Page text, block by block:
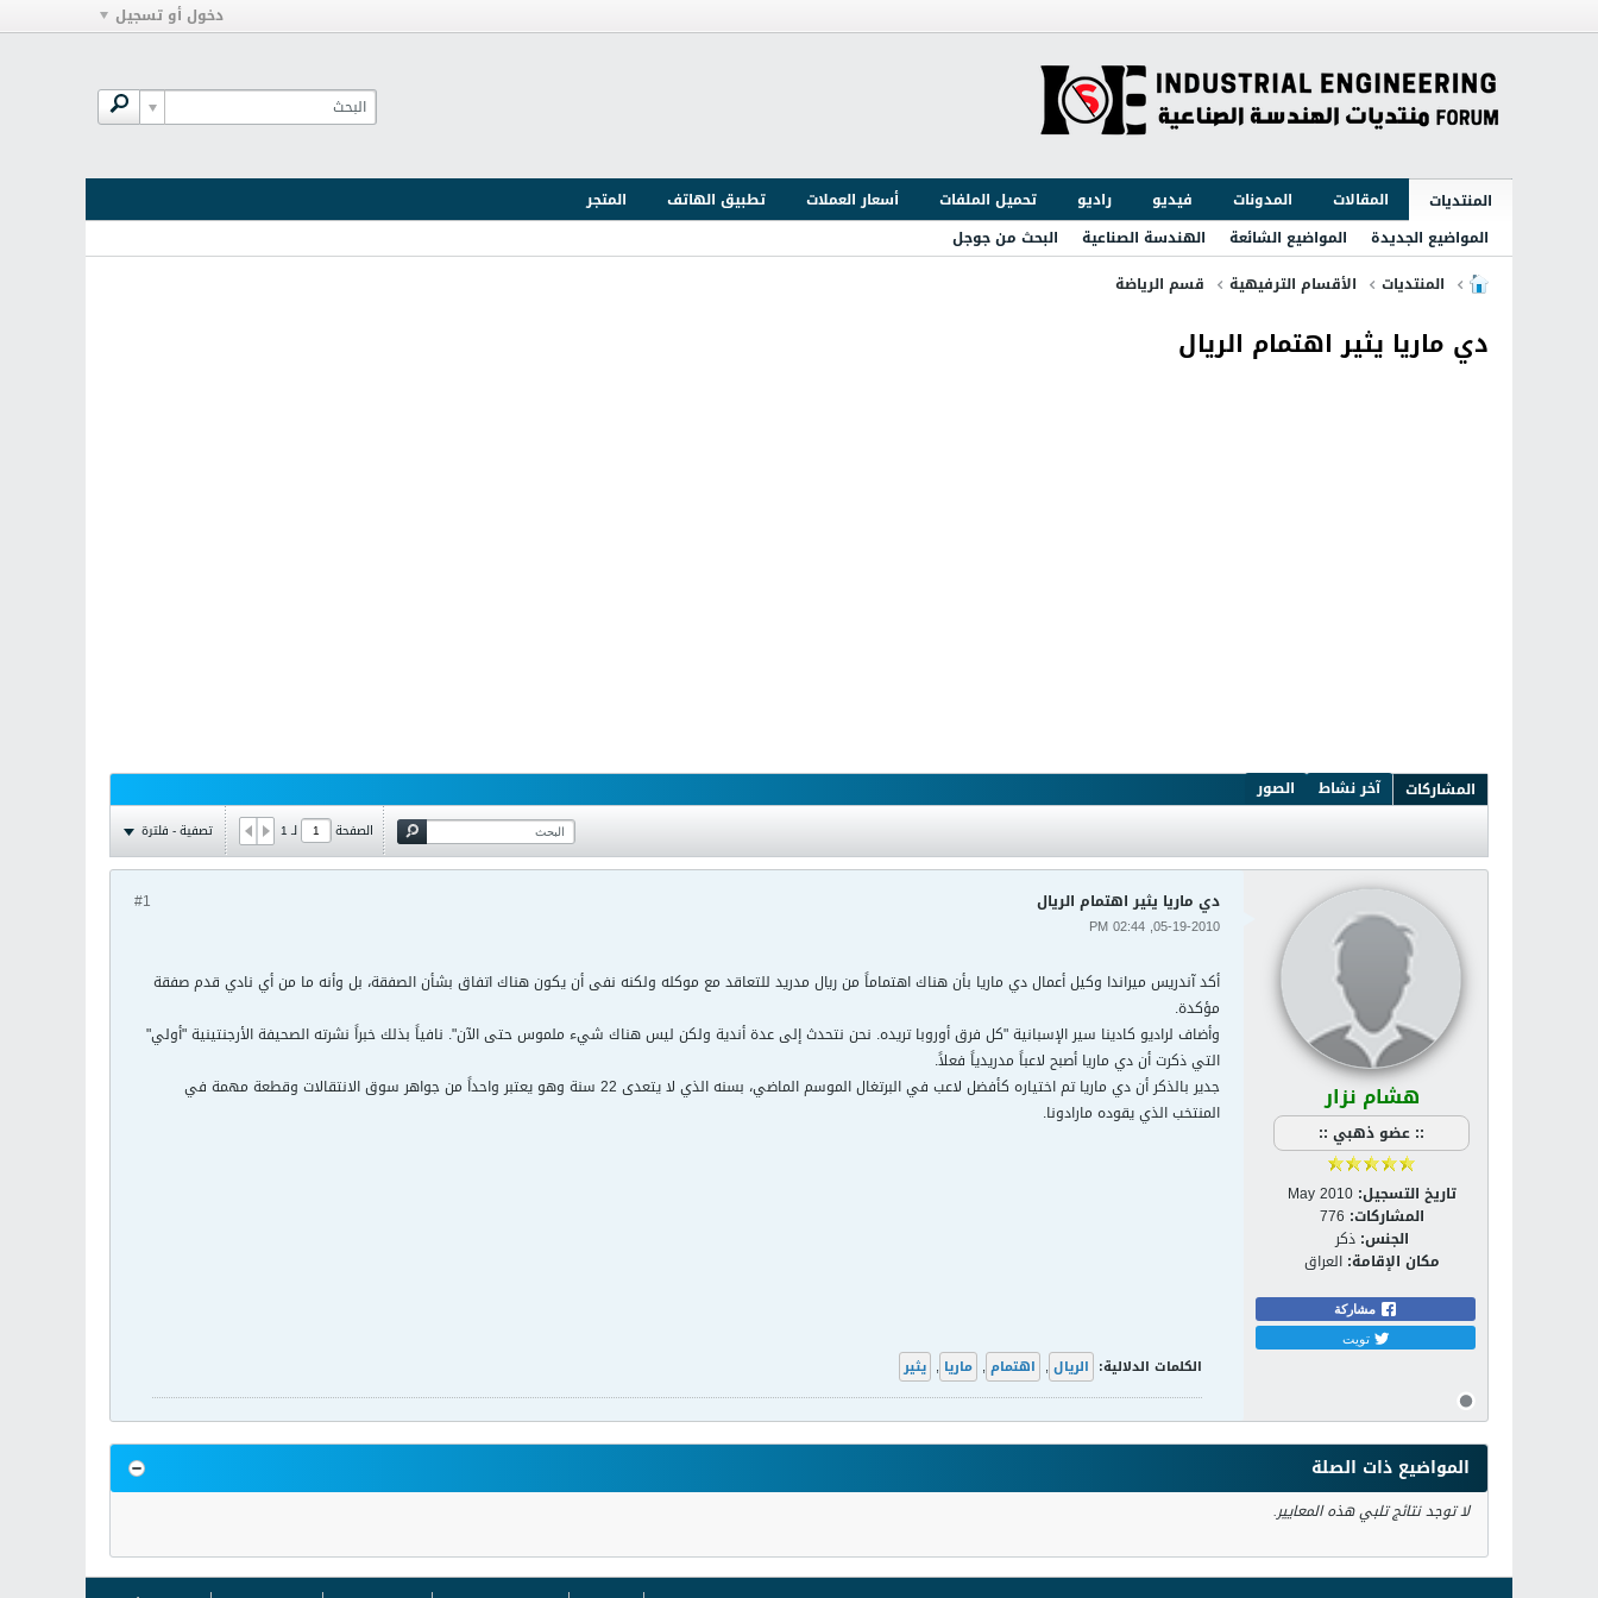
دخول أو تسجيل
المنتديات المقالات المدونات فيديو راديو تحميل الملفات أسعار العملات تطبيق الهاتف
المتجر
المواضيع الجديدة
المواضيع الشائعة الهندسة الصناعية
البحث من جوجل
المنتديات
الأقسام الترفيهية قسم الرياضة
دي ماريا يثير اهتمام الريال
المشاركات آخر نشاط الصور
الصفحة لـ1 تصفية - فلترة
هشام نزار
:: عضو ذهبي ::
تاريخ التسجيل: May 2010
المشاركات: 776
الجنس: ذكر
مكان الإقامة: العراق
مشاركة
تويت
#1 دي ماريا يثير اهتمام الريال
05-19-2010, 02:44 PM
أكد آندريس ميراندا وكيل أعمال دي ماريا بأن هناك اهتماماً من ريال مدريد للتعاقد مع موكله ولكنه نفى أن يكون هناك اتفاق بشأن الصفقة، بل وأنه ما من أي نادي قدم صفقة
مؤكدة.
وأضاف لراديو كادينا سير الإسبانية "كل فرق أوروبا تريده. نحن نتحدث إلى عدة أندية ولكن ليس هناك شيء ملموس حتى الآن". نافياً بذلك خبراً نشرته الصحيفة الأرجنتينية "أولي"
التي ذكرت أن دي ماريا أصبح لاعباً مدريدياً فعلاً.
جدير بالذكر أن دي ماريا تم اختياره كأفضل لاعب في البرتغال الموسم الماضي، بسنه الذي لا يتعدى 22 سنة وهو يعتبر واحداً من جواهر سوق الانتقالات وقطعة مهمة في
المنتخب الذي يقوده مارادونا.
الكلمات الدلالية: الريال , اهتمام , ماريا , يثير
المواضيع ذات الصلة
لا توجد نتائج تلبي هذه المعايير.